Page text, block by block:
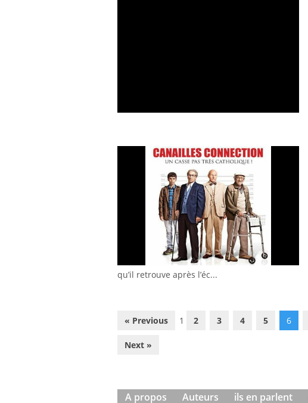
qu’il retrouve après l’éc...
« Previous 1 2 3 4 5 6
Next »
A propos Auteurs ils en parlent